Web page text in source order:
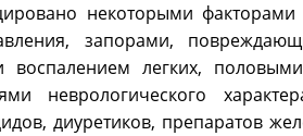
некоторыми
запорами,
легких,
неврологического
диуретиков, препаратов